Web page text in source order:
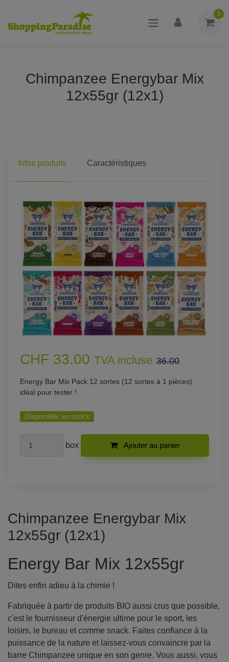
0
Chimpanzee Energybar Mix
12x55gr (12x1)
Infos produits Caractéristiques
CHF 33.00 TVA incluse 36.00
Energy Bar Mix Pack 12 sortes (12 sortes à 1 pièces)
idéal pour tester !
Disponible: en stock
box Ajouter au panier
Chimpanzee Energybar Mix
12x55gr (12x1)
Energy Bar Mix 12x55gr
Dites enfin adieu à la chimie !
Fabriquée à partir de produits BIO aussi crus que possible,
c'est le fournisseur d'énergie ultime pour le sport, les
loisirs, le bureau et comme snack. Faites confiance à la
puissance de la nature et laissez-vous convaincre par la
barre Chimpanzee unique en son genre. Vous aussi, vous